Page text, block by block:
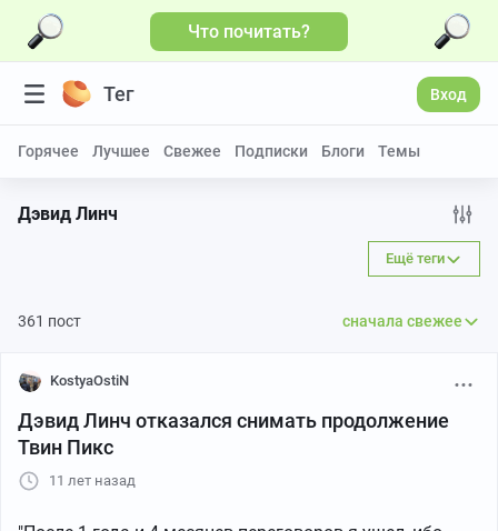
Что почитать?
Тег Вход
Горячее Лучшее Свежее Подписки Блоги Темы
Дэвид Линч
Ещё теги
361 пост сначала свежее
KostyaOstiN
Дэвид Линч отказался снимать продолжение
Твин Пикс
11 лет назад
Больше видео